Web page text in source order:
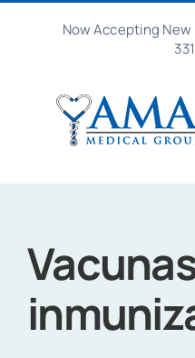
Now Accepting